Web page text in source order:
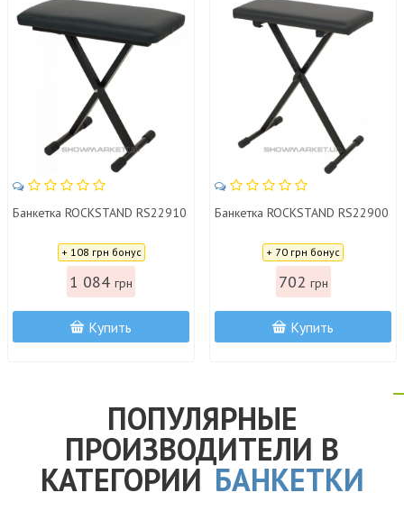
Банкетка ROCKSTAND RS22910
+ 108 грн бонус
1 084 грн
Купить
Банкетка ROCKSTAND RS22900
+ 70 грн бонус
702 грн
Купить
ПОПУЛЯРНЫЕ
ПРОИЗВОДИТЕЛИ В
КАТЕГОРИИ БАНКЕТКИ